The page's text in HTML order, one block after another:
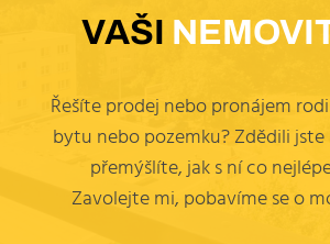
VAŠI
Řešíte prodej nebo pronájem
bytu nebo pozemku? Zdědili
přemýšlíte, jak s ní co
Zavolejte mi, pobavíme se o